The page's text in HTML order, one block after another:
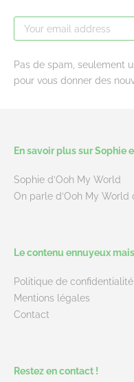
Pas de spam, seulement
pour vous donner des
En savoir plus sur Sophie
Sophie d’Ooh My World
On parle d’Ooh My World
Le contenu ennuyeux
Politique de confidentialité
Mentions légales
Contact
Restez en contact !